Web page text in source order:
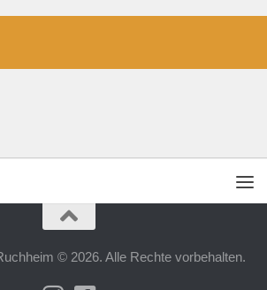
© 2026. Alle Rechte vorbehalten.